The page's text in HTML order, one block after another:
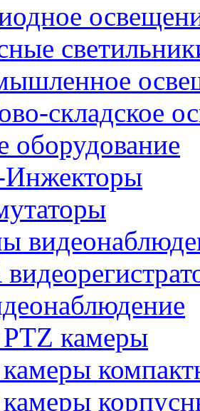
складское
оборудование
Инжекторы
камеры